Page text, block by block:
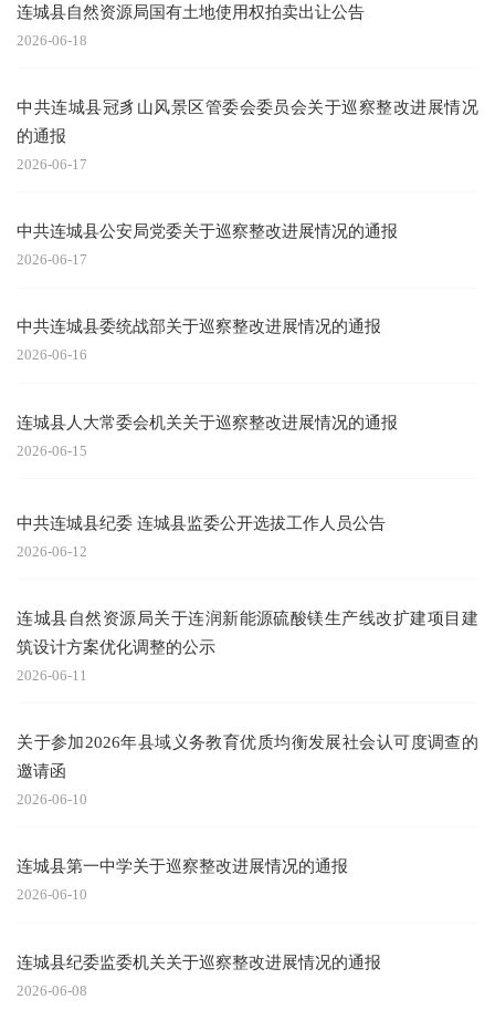
连城县自然资源局国有土地使用权拍卖出让公告
2026-06-18
中共连城县冠豸山风景区管委会委员会关于巡察整改进展情况
的通报
2026-06-17
中共连城县公安局党委关于巡察整改进展情况的通报
2026-06-17
中共连城县委统战部关于巡察整改进展情况的通报
2026-06-16
连城县人大常委会机关关于巡察整改进展情况的通报
2026-06-15
中共连城县纪委 连城县监委公开选拔工作人员公告
2026-06-12
连城县自然资源局关于连润新能源硫酸镁生产线改扩建项目建
筑设计方案优化调整的公示
2026-06-11
关于参加2026年县域义务教育优质均衡发展社会认可度调查的
邀请函
2026-06-10
连城县第一中学关于巡察整改进展情况的通报
2026-06-10
连城县纪委监委机关关于巡察整改进展情况的通报
2026-06-08